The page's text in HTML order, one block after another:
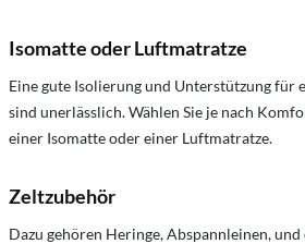
Isomatte oder Luftmatratze
Eine gute Isolierung und Unterstützung für
sind unerlässlich. Wählen Sie je nach
einer Isomatte oder einer Luftmatratze.
Zeltzubehör
Dazu gehören Heringe, Abspannleinen,